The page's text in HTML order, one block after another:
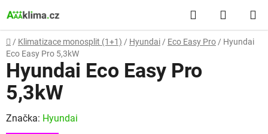
na
obsah
Hledat
KOŠÍK
Domů
/ Klimatizace monosplit (1+1) / Hyundai / Eco Easy Pro / Hyundai
Eco Easy Pro 5,3kW
Hyundai Eco Easy Pro
5,3kW
Značka: Hyundai